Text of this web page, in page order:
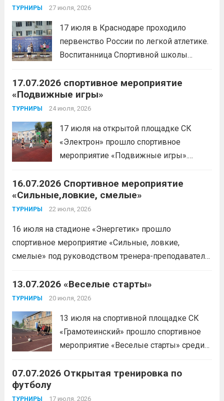
победительницей первенства
воспринимается как спорт для
избранных, требующий исключительно
физической мощи. Однако...
ТУРНИРЫ 27 июля, 2026
17 июля в Краснодаре проходило
первенство России по легкой атлетике.
Воспитанница Спортивной школы
заняла 1 место на дистанции 3000 м. с
результатом 10.01,78. Подготовил
спортсменку тренер-преподаватель
дальше
17.07.2026 спортивное мероприятие
«Подвижные игры»
ТУРНИРЫ 24 июля, 2026
17 июля на открытой площадке СК
«Электрон» прошло спортивное
мероприятие «Подвижные игры».
16.07.2026 Спортивное мероприятие
«Сильные,ловкие, смелые»
ТУРНИРЫ 22 июля, 2026
16 июля на стадионе «Энергетик» прошло
спортивное мероприятие «Сильные, ловкие,
смелые» под руководством тренера-преподавателя
Сергеевича. Участники продемонстрировали
скоростные качества, силовую выносливость и
координацию.
13.07.2026 «Веселые старты»
ТУРНИРЫ 20 июля, 2026
13 июля на спортивной площадке СК
«Грамотеинский» прошло спортивное
мероприятие «Веселые старты» среди
шайбой».Несмотря на
07.07.2026 Открытая тренировка по
футболу
ТУРНИРЫ 17 июля, 2026